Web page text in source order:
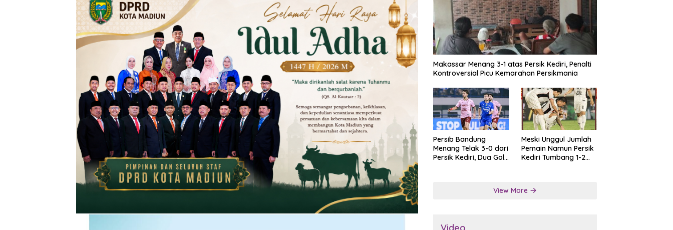
Makassar Menang 3-1 atas Persik Kediri, Penalti
Kontroversial Picu Kemarahan Persikmania
Persib Bandung
Menang Telak 3-0 dari
Persik Kediri, Dua Gol
Meski Unggul Jumlah
Pemain Namun Persik
Kediri Tumbang 1-2
View More